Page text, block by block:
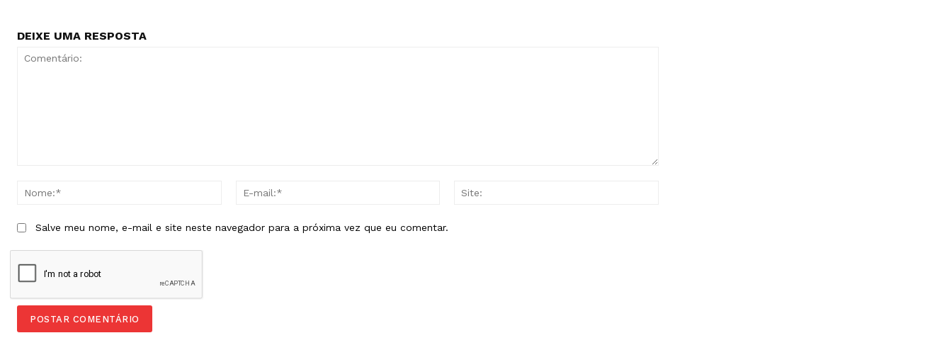
DEIXE UMA RESPOSTA
Salve meu nome, e-mail e site neste navegador para a próxima vez que eu comentar.